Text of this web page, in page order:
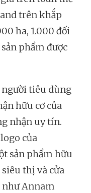
trên khắp
ha, 1.000 đối
phẩm được
người tiêu dùng
hữu cơ của
nhận uy tín.
của
sản phẩm hữu
thị và cửa
Annam